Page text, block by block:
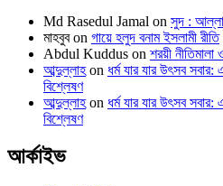
Md Rasedul Jamal on সুদ :
মাহবুবon গায়ে হলুদ বনাম ইসলামী রীতি
Abdul Kuddus on শরয়ী নীতিমালা
আব্দুল্লাহon ধর্ম যার যার উৎসব
বিশ্লেষণ
আব্দুল্লাহon ধর্ম যার যার উৎসব
বিশ্লেষণ
আর্কাইভ